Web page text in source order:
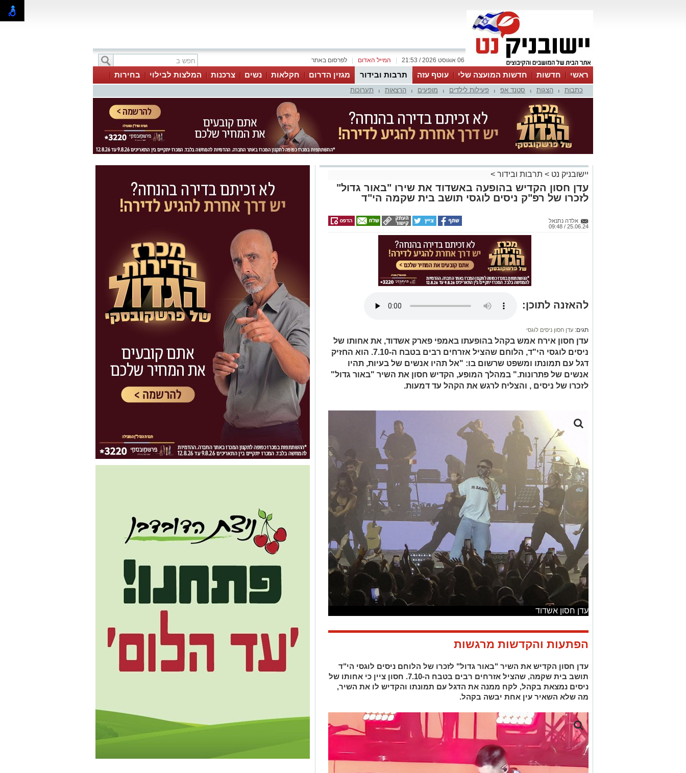
לפרסום באתר המייל האדום 06 אוגוסט 2026 / 21:53
ראשי חדשות חדשות המועצה שלי עוטף עזה תרבות ובידור מגזין הדרום חקלאות נשים צרכנות המלצות לבילוי
בחירות
אינדקס עסקים
לוח טיפים והמלצות כתבות הצגות סטנד אפ פעילות לילדים מופעים הרצאות תערוכות
יישובניק נט > תרבות ובידור >
עדן חסון הקדיש בהופעה באשדוד את שירו "באור גדול"
לזכרו של רפ"ק ניסים לוגסי תושב בית שקמה הי"ד
אלדה נתנאל
25.06.24 / 09:48
להאזנה לתוכן:
תגים: עדן חסון ניסים לוגסי
עדן חסון אירח אמש בקהל בהופעתו באמפי פארק אשדוד, את אחותו של
ניסים לוגסי הי"ד, הלוחם שהציל אזרחים רבים בטבח ה-7.10. הוא החזיק
דגל עם תמונתו ומשפט שרשום בו: "אל תהיו אנשים של בעיות, תהיו
אנשים של פתרונות." במהלך המופע, הקדיש חסון את השיר "באור גדול"
לזכרו של ניסים , והצליח לרגש את הקהל עד דמעות.
עדן חסון אשדוד
הפתעות והקדשות מרגשות
עדן חסון הקדיש את השיר "באור גדול" לזכרו של הלוחם ניסים לוגסי הי"ד
תושב בית שקמה, שהציל אזרחים רבים בטבח ה-7.10. חסון ציין כי אחותו של
ניסים נמצאת בקהל, לקח ממנה את הדגל עם תמונתו והקדיש לו את השיר,
מה שלא השאיר עין אחת יבשה בקהל.